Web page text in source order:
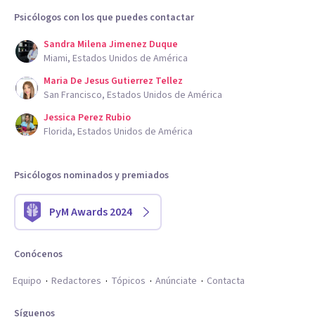
Psicólogos con los que puedes contactar
Sandra Milena Jimenez Duque
Miami, Estados Unidos de América
Maria De Jesus Gutierrez Tellez
San Francisco, Estados Unidos de América
Jessica Perez Rubio
Florida, Estados Unidos de América
Psicólogos nominados y premiados
PyM Awards 2024
Conócenos
Equipo
Redactores Tópicos Anúnciate Contacta
Síguenos